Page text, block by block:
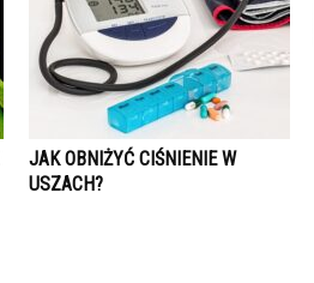
JAK OBNIŻYĆ CIŚNIENIE W
USZACH?